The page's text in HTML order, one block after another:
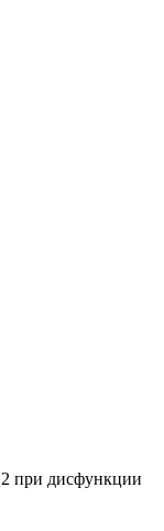
при дисфункции